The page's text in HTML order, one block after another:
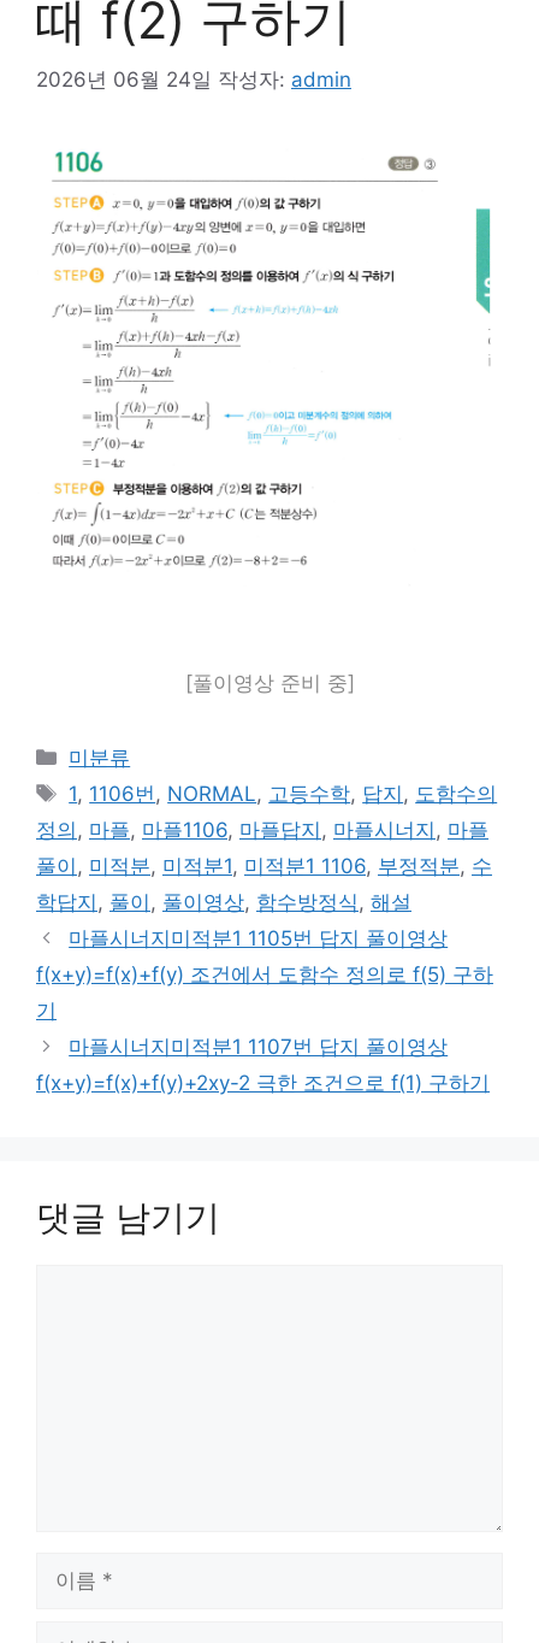
때 f(2) 구하기
2026년 06월 24일 작성자: admin
[풀이영상 준비 중]
카
테
리
미분류
태
그
1, 1106번, NORMAL, 고등수학, 답지 , 도함수의
정의 , 마플, 마플1106, 마플답지 , 마플시너지 , 마플
풀이 , 미적분, 미적분1, 미적분1 1106, 부정적분, 수
학답지 , 풀이 , 풀이영상, 함수방정식, 해설
마플시너지미적분1 1105번 답지 풀이영상
f(x+y)=f(x)+f(y) 조건에서 도함수 정의로 f(5) 구하
기
마플시너지미적분1 1107번 답지 풀이영상
f(x+y)=f(x)+f(y)+2xy-2 극한 조건으로 f(1) 구하기
댓글 남기기